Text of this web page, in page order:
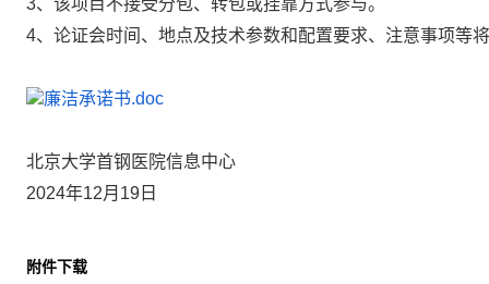
3、该项目不接受分包、转包或挂靠方式参与。
4、论证会时间、地点及技术参数和配置要求、注意事项等
廉洁承诺书.doc
北京大学首钢医院信息中心
2024年12月19日
附件下载